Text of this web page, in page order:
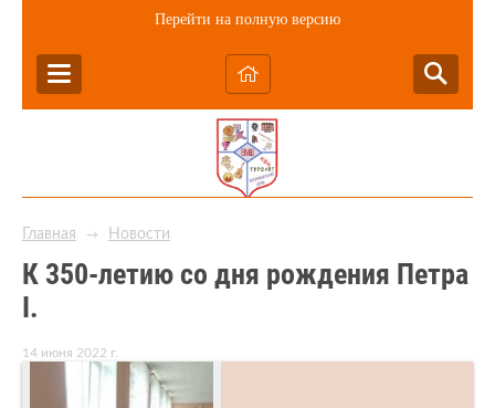
Перейти на полную версию
Главная → Новости
К 350-летию со дня рождения Петра
I.
14 июня 2022 г.